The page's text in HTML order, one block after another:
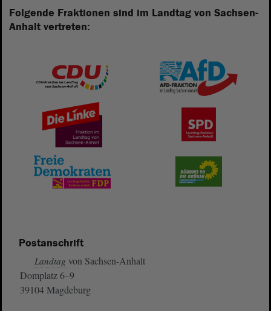
Folgende Fraktionen sind im Landtag von Sachsen-
Anhalt vertreten:
Postanschrift
Landtag von Sachsen-Anhalt
Domplatz 6–9
39104 Magdeburg